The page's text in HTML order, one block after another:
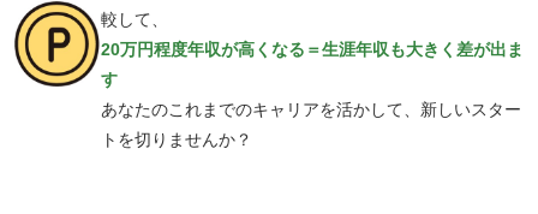
較して、
20万円程度年収が高くなる＝生涯年収も大きく差が出ま
す
あなたのこれまでのキャリアを活かして、新しいスター
トを切りませんか？